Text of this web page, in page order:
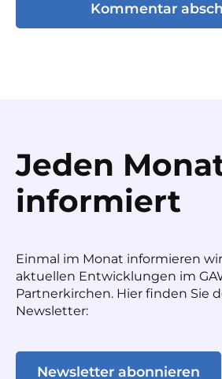
Jeden
informiert
Einmal im Monat informieren
aktuellen Entwicklungen im
Partnerkirchen. Hier finden Sie
Newsletter:
Newsletter abonnieren